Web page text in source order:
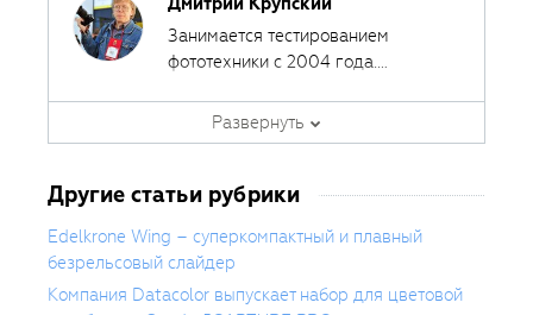
Занимается тестированием
фототехники с 2004 года.
печатными и интернет-изданиями,
за эти годы сделал около 400
Развернуть
Другие статьи рубрики
Edelkrone Wing – суперкомпактный и плавный
безрельсовый слайдер
Компания Datacolor выпускает набор для цветовой